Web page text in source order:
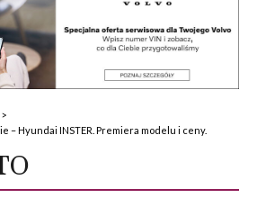
>
– Hyundai INSTER. Premiera modelu i ceny.